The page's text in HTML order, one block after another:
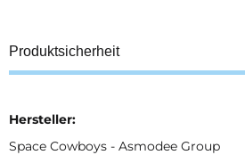
Produktsicherheit
Hersteller:
Space Cowboys - Asmodee Group